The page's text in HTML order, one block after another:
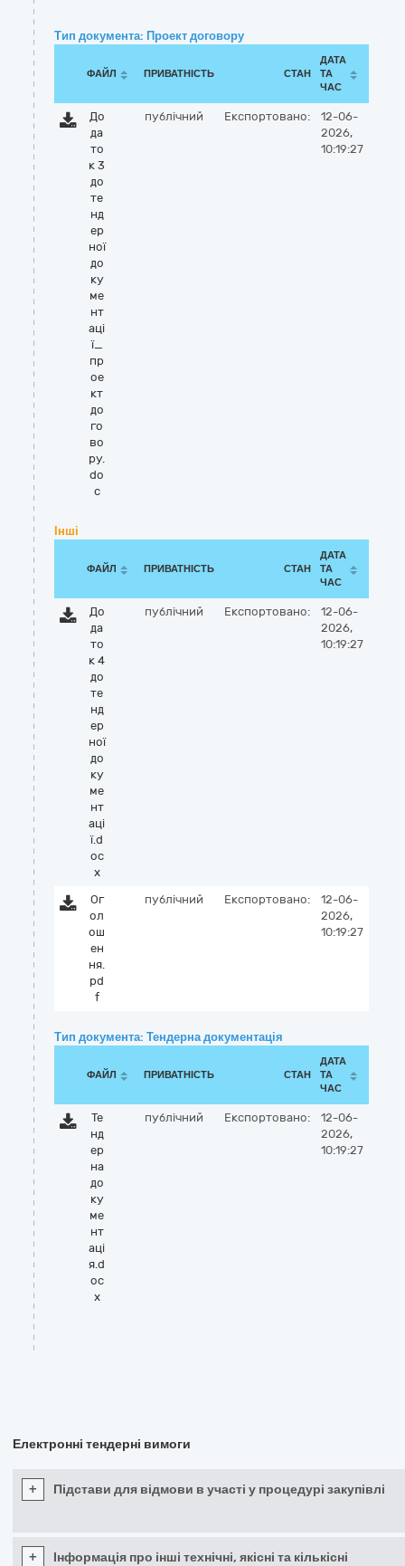
Тип документа: Проект договору
ФАЙЛ ПРИВАТНІСТЬ СТАН
ДАТА
ТА
ЧАС
До
да
то
к 3
до
те
нд
ер
ної
до
ку
ме
нт
аці
ї_
пр
ое
кт
до
го
во
ру.
do
c
публічний Експортовано:
12-06-
2026,
10:19:27
Інші
ФАЙЛ ПРИВАТНІСТЬ СТАН
ДАТА
ТА
ЧАС
До
да
то
к 4
до
те
нд
ер
ної
до
ку
ме
нт
аці
ї.d
oc
x
публічний Експортовано:
12-06-
2026,
10:19:27
Ог
ол
ош
ен
ня.
pd
f
публічний Експортовано:
12-06-
2026,
10:19:27
Тип документа: Тендерна документація
ФАЙЛ ПРИВАТНІСТЬ СТАН
ДАТА
ТА
ЧАС
Те
нд
ер
на
до
ку
ме
нт
аці
я.d
oc
x
публічний Експортовано:
12-06-
2026,
10:19:27
Електронні тендерні вимоги
+ Підстави для відмови в участі у процедурі закупівлі
+
Інформація про інші технічні, якісні та кількісні